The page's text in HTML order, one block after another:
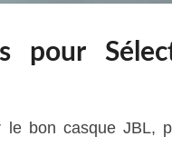
pour
le bon casque JBL,